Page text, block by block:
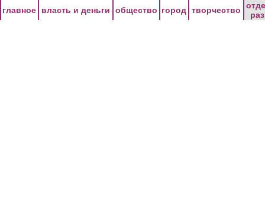
главное власть и деньги общество город творчество